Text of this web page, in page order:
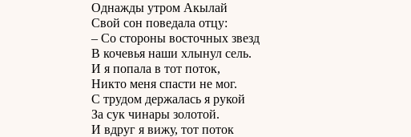
Однажды утром Акылай
Свой сон поведала отцу:
– Со стороны восточных звезд
В кочевья наши хлынул сель.
И я попала в тот поток,
Никто меня спасти не мог.
С трудом держалась я рукой
За сук чинары золотой.
И вдруг я вижу, тот поток